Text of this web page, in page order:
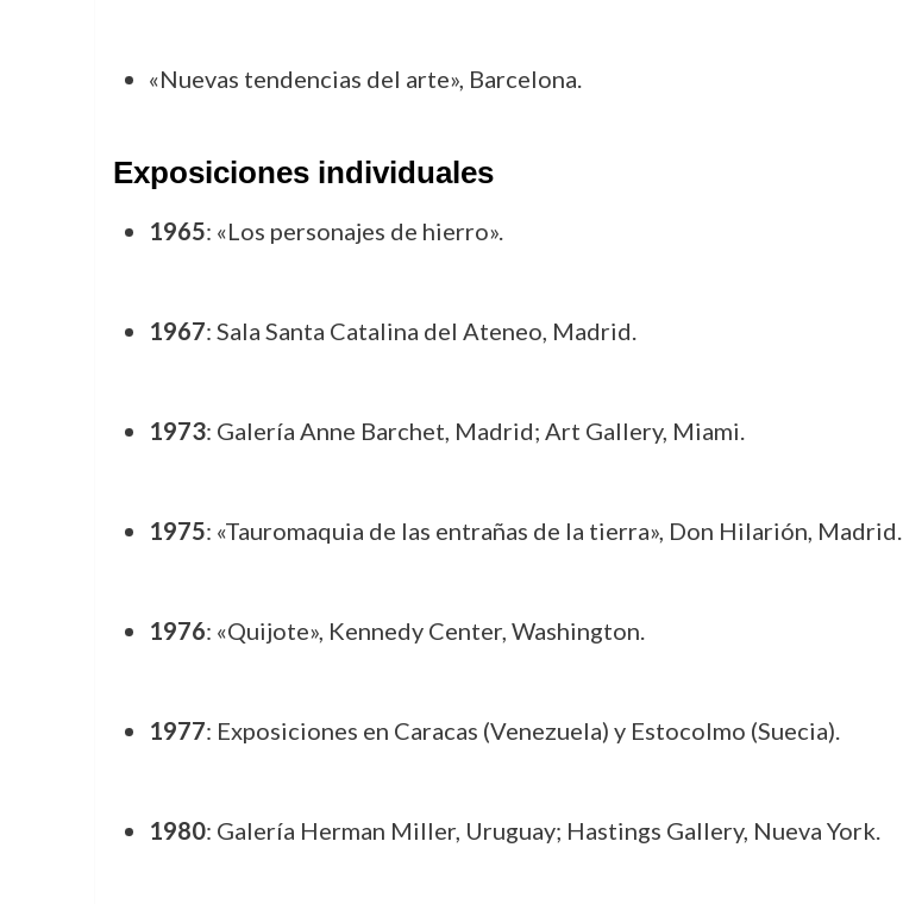
«Nuevas tendencias del arte», Barcelona.
Exposiciones individuales
1965: «Los personajes de hierro».
1967: Sala Santa Catalina del Ateneo, Madrid.
1973: Galería Anne Barchet, Madrid; Art Gallery, Miami.
1975: «Tauromaquia de las entrañas de la tierra», Don Hilarión, Madrid.
1976: «Quijote», Kennedy Center, Washington.
1977: Exposiciones en Caracas (Venezuela) y Estocolmo (Suecia).
1980: Galería Herman Miller, Uruguay; Hastings Gallery, Nueva York.